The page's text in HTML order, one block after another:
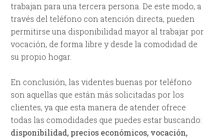
trabajan para una tercera persona. De este modo, a
través del teléfono con atención directa, pueden
permitirse una disponibilidad mayor al trabajar por
vocación, de forma libre y desde la comodidad de
su propio hogar.
En conclusión, las videntes buenas por teléfono
son aquellas que están más solicitadas por los
clientes, ya que esta manera de atender ofrece
todas las comodidades que puedes estar buscando:
disponibilidad, precios económicos, vocación,